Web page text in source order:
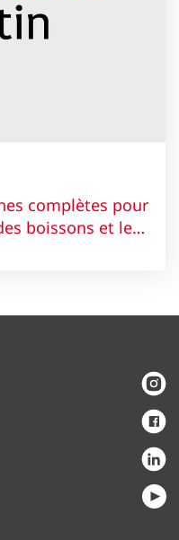
complètes pour
boissons et le